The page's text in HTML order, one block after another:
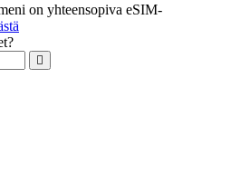
on yhteensopiva eSIM-